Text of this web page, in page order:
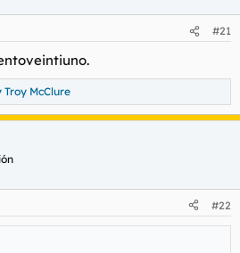
#21
Troy McClure
#22